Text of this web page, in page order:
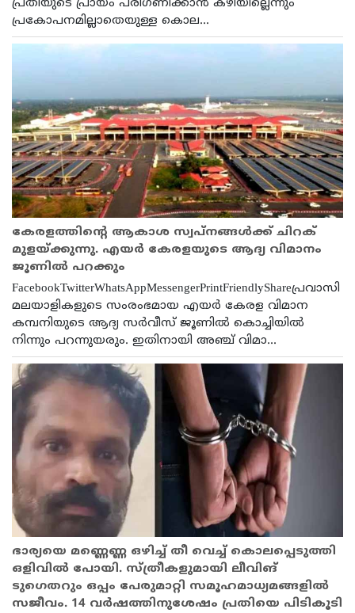
പ്രതിയുടെ പ്രായം പരി​ഗണിക്കാൻ കഴിയില്ലെന്നും
പ്രകോപനമില്ലാതെയുള്ള കൊല...
കേരളത്തിൻ്റെ ആകാശ സ്വപ്നങ്ങൾക്ക് ചിറക്
മുളയ്ക്കുന്നു. എയർ കേരളയുടെ ആദ്യ വിമാനം
ജൂണിൽ പറക്കും
FacebookTwitterWhatsAppMessengerPrintFriendlyShareപ്രവാസി
മലയാളികളുടെ സംരംഭമായ എയര്‍ കേരള വിമാന
കമ്പനിയുടെ ആദ്യ സര്‍വീസ് ജൂണില്‍ കൊച്ചിയില്‍
നിന്നും പറന്നുയരും. ഇതിനായി അഞ്ച് വിമാ...
ഭാര്യയെ മണ്ണെണ്ണ ഒഴിച്ച് തീ വെച്ച് കൊലപ്പെടുത്തി
ഒളിവിൽ പോയി. സ്ത്രീകളുമായി ലീവിങ്
ടുഗെതറും ഒപ്പം പേരുമാറ്റി സമൂഹമാധ്യമങ്ങളിൽ
സജീവം. 14 വർഷത്തിനുശേഷം പ്രതിയെ പിടികൂടി